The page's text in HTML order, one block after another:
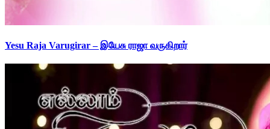
Yesu Raja Varugirar – இயேசு ராஜா வருகிறார்